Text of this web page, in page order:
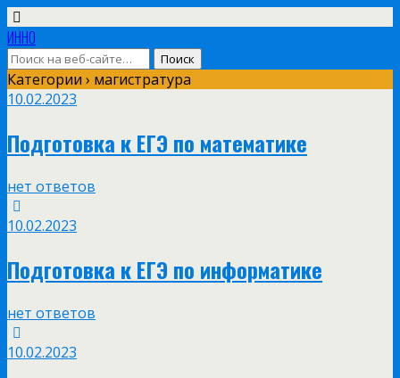
ИННО
Категории › магистратура
10.02.2023
Подготовка к ЕГЭ по математике
нет ответов
10.02.2023
Подготовка к ЕГЭ по информатике
нет ответов
10.02.2023